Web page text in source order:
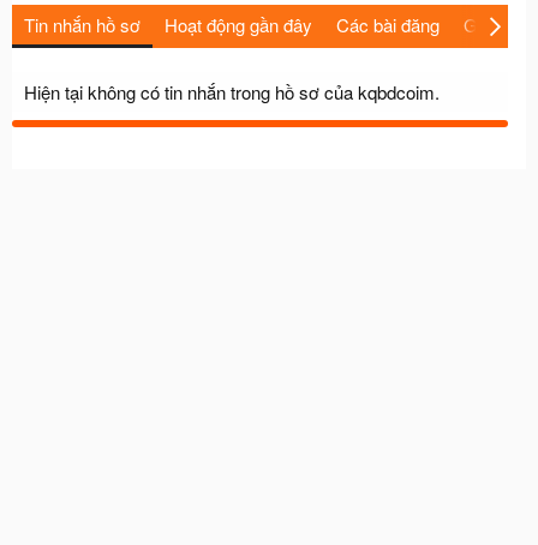
Tin nhắn hồ sơ Hoạt động gần đây Các bài đăng Giới thiệu
Hiện tại không có tin nhắn trong hồ sơ của kqbdcoim.